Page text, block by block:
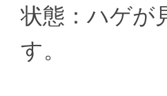
状態：ハゲが
す。